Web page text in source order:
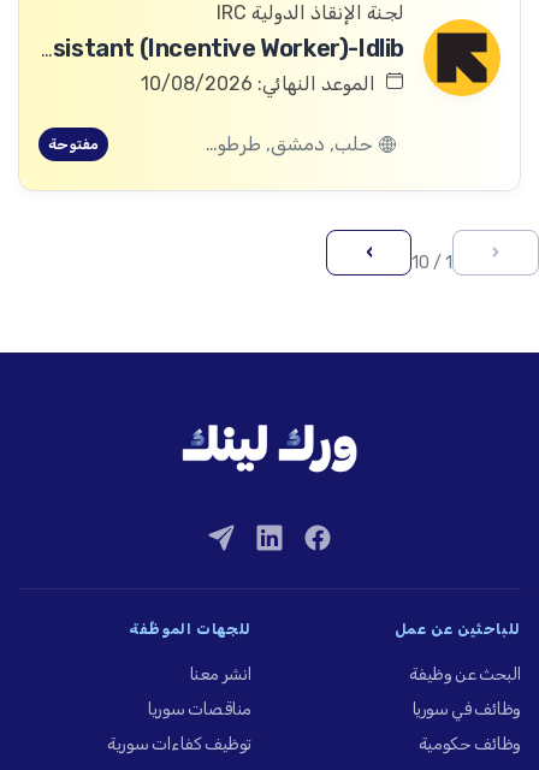
لجنة الإنقاذ الدولية IRC
Asset Assistant (Incentive Worker)-Idlib
الموعد النهائي: 10/08/2026
حلب, دمشق, طرطوس, ريف دمشق, ديرالزور, درعا, السويداء, إدلب, القنيطرة, اللاذقية, الرقة, حمص, الحسكة, حماة مفتوحة
‹
1 / 10
›
للباحثين عن عمل
البحث عن وظيفة
وظائف في سوريا
وظائف حكومية
للجهات الموظِّفة
انشر معنا
مناقصات سوريا
توظيف كفاءات سورية